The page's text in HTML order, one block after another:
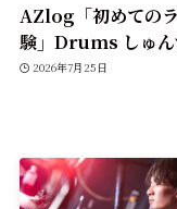
AZlog「初めての
験」Drums しゅん
2026年7月25日